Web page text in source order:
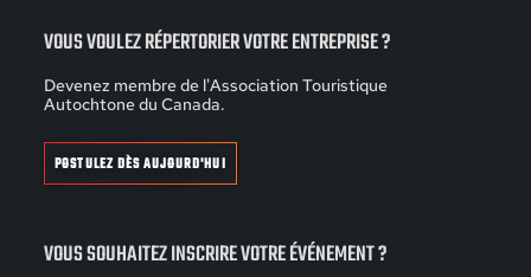
VOUS VOULEZ RÉPERTORIER VOTRE ENTREPRISE ?
Devenez membre de l'Association Touristique
Autochtone du Canada.
POSTULEZ DÈS AUJOURD'HUI
VOUS SOUHAITEZ INSCRIRE VOTRE ÉVÉNEMENT ?